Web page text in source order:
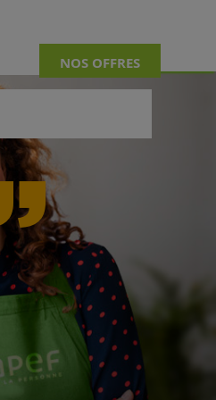
NOS OFFRES